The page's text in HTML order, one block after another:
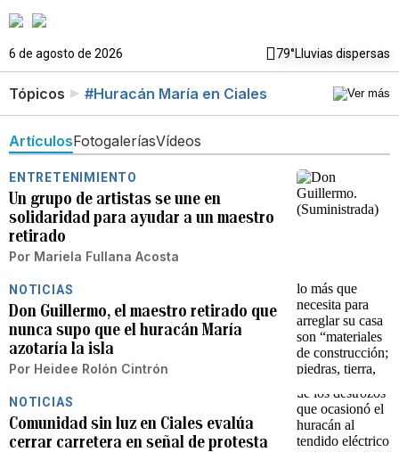
6 de agosto de 2026 79°Lluvias dispersas
Tópicos #Huracán María en Ciales
ArtículosFotogaleríasVídeos
ENTRETENIMIENTO
Un grupo de artistas se une en
solidaridad para ayudar a un maestro
retirado
Por Mariela Fullana Acosta
NOTICIAS
Don Guillermo, el maestro retirado que
nunca supo que el huracán María
azotaría la isla
Por Heidee Rolón Cintrón
NOTICIAS
Comunidad sin luz en Ciales evalúa
cerrar carretera en señal de protesta